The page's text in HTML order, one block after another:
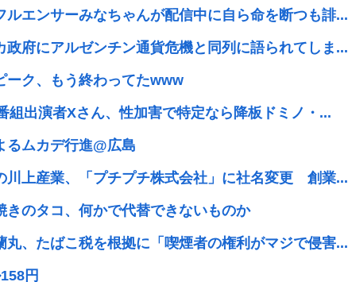
ルエンサーみなちゃんが配信中に自ら命を断つも誹...
政府にアルゼンチン通貨危機と同列に語られてしま...
ーク、もう終わってたwww
組出演者Xさん、性加害で特定なら降板ドミノ・...
るムカデ行進@広島
川上産業、「プチプチ株式会社」に社名変更 創業...
きのタコ、何かで代替できないものか
丸、たばこ税を根拠に「喫煙者の権利がマジで侵害...
円